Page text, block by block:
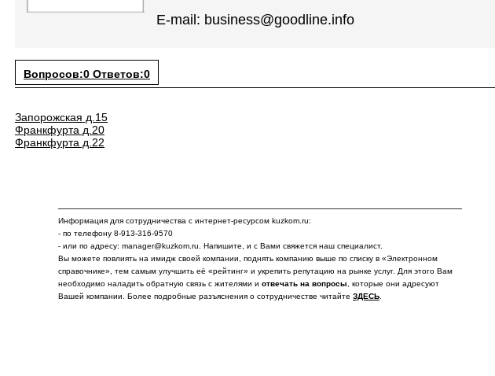
E-mail: business@goodline.info
Вопросов:0 Ответов:0
Запорожская д.15
Франкфурта д.20
Франкфурта д.22
Информация для сотрудничества с интернет-ресурсом kuzkom.ru:
- по телефону 8-913-316-9570
- или по адресу: manager@kuzkom.ru. Напишите, и с Вами свяжется наш специалист.
Вы можете повлиять на имидж своей компании, поднять компанию выше по списку в «Электронном
справочнике», тем самым улучшить её «рейтинг» и укрепить репутацию на рынке услуг. Для этого Вам
необходимо наладить обратную связь с жителями и отвечать на вопросы , которые они адресуют
Вашей компании. Более подробные разъяснения о сотрудничестве читайте ЗДЕСЬ